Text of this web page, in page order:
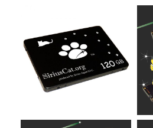
40,980
5,980
¥18,640